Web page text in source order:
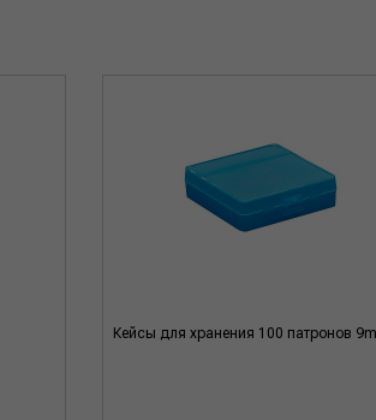
Кейсы для хранения 100 патронов